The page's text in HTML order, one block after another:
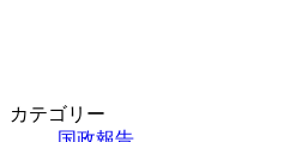
カテゴリー